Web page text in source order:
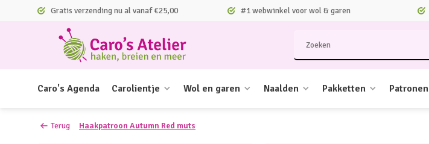
Gratis verzending nu al vanaf €25,00 #1 webwinkel voor wol & garen
Caro's Agenda Carolientje Wol en garen Naalden Pakketten Patronen
Terug Haakpatroon Autumn Red muts